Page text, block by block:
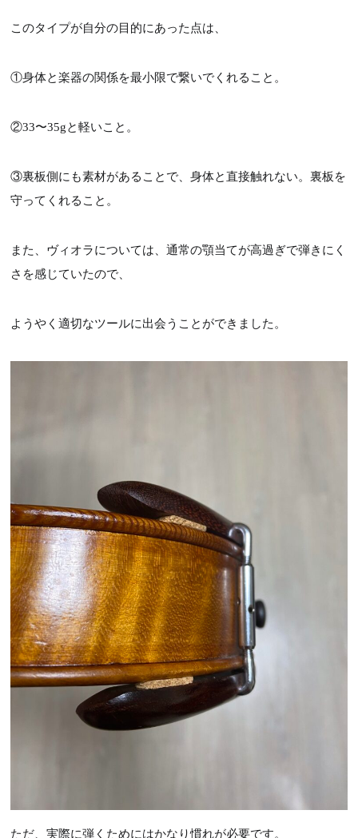
TOP
このタイプが自分の目的にあった点は、
①身体と楽器の関係を最小限で繋いでくれること。
②33〜35gと軽いこと。
③裏板側にも素材があることで、身体と直接触れない。裏板を
守ってくれること。
また、ヴィオラについては、通常の顎当てが高過ぎで弾きにく
さを感じていたので、
ようやく適切なツールに出会うことができました。
ただ、実際に弾くためにはかなり慣れが必要です。